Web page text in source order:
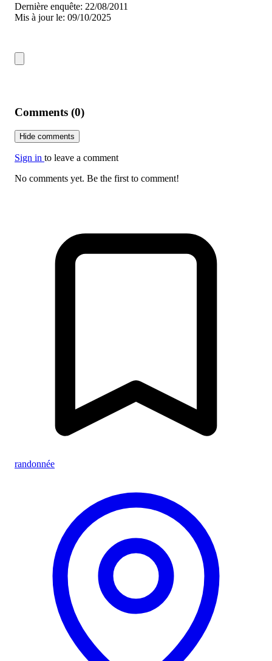
Dernière enquête: 22/08/2011
Mis à jour le: 09/10/2025
Comments (0)
Hide comments
Sign in to leave a comment
No comments yet. Be the first to comment!
randonnée